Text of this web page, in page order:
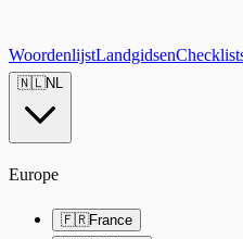
WoordenlijstLandgidsen
🇳🇱NL
Europe
🇫🇷France